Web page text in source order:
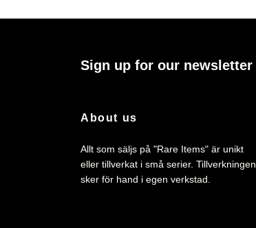
Sign up for our newsletter
About us
Allt som säljs på "Rare Items" är unikt
eller tillverkat i små serier. Tillverkningen
sker för hand i egen verkstad.